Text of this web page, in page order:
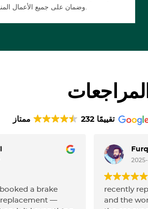
وضمان على جميع الأعمال المنجزة.
ممتاز 232 تقييمًا
a brake
replacement —
recently
and the